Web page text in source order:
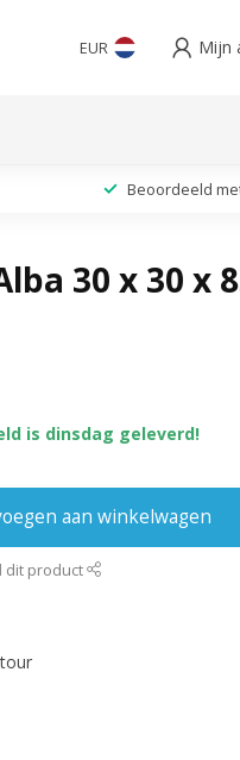
EUR Mijn
Beoordeeld
30 x 30 x
is dinsdag geleverd!
aan winkelwagen
dit product